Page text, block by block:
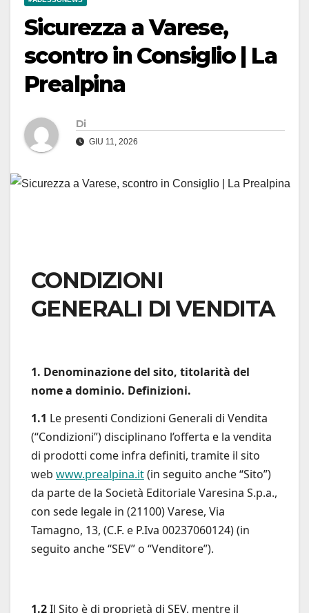
Sicurezza a Varese,
scontro in Consiglio | La
Prealpina
Di
GIU 11, 2026
CONDIZIONI
GENERALI DI VENDITA
1. Denominazione del sito, titolarità del
nome a dominio. Definizioni.
1.1 Le presenti Condizioni Generali di Vendita
(“Condizioni”) disciplinano l’offerta e la vendita
di prodotti come infra definiti, tramite il sito
web www.prealpina.it(in seguito anche “Sito”)
da parte de la Società Editoriale Varesina S.p.a.,
con sede legale in (21100) Varese, Via
Tamagno, 13, (C.F. e P.Iva 00237060124) (in
seguito anche “SEV” o “Venditore”).
1.2Il Sito è di proprietà di SEV, mentre il